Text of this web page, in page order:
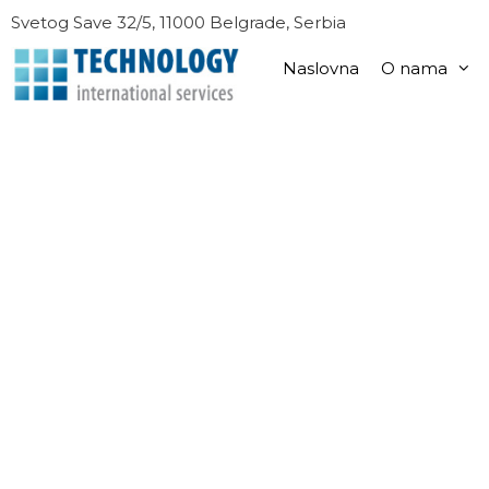
Skip
content
Svetog Save 32/5, 11000 Belgrade, Serbia
Naslovna O nama